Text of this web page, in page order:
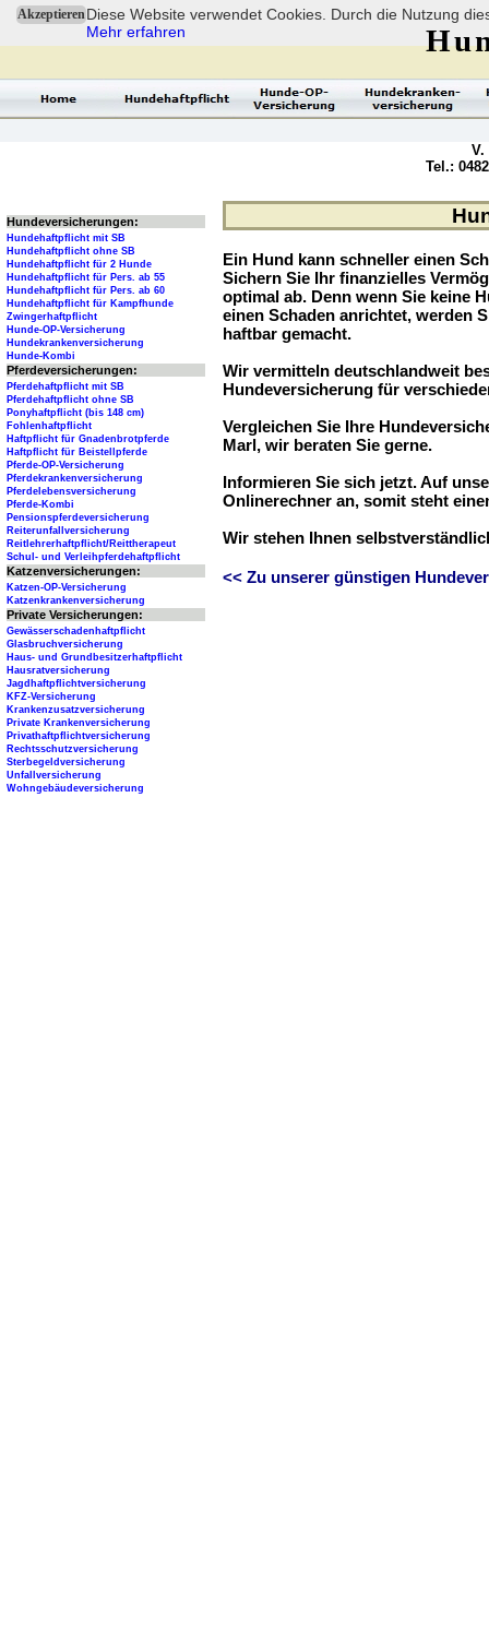
AkzeptierenDiese Website verwendet Cookies. Durch die Nutzung
Mehr erfahren
Ein Hund kann schneller einen
Sichern Sie Ihr finanzielles
optimal ab. Denn wenn Sie keine
einen Schaden anrichtet, werden
haftbar gemacht.
Wir vermitteln deutschlandweit
Hundeversicherung für
Vergleichen Sie Ihre
Marl, wir beraten Sie gerne.
Informieren Sie sich jetzt. Auf
Onlinerechner an, somit steht
Wir stehen Ihnen
<< Zu unserer günstigen
V.
Tel.:
Hundeversicherungen:
Hundehaftpflicht mit SB
Hundehaftpflicht ohne SB
Hundehaftpflicht für 2 Hunde
Hundehaftpflicht für Pers. ab 55
Hundehaftpflicht für Pers. ab 60
Hundehaftpflicht für Kampfhunde
Zwingerhaftpflicht
Hunde-OP-Versicherung
Hundekrankenversicherung
Hunde-Kombi
Pferdeversicherungen:
Pferdehaftpflicht mit SB
Pferdehaftpflicht ohne SB
Ponyhaftpflicht (bis 148 cm)
Fohlenhaftpflicht
Haftpflicht für Gnadenbrotpferde
Haftpflicht für Beistellpferde
Pferde-OP-Versicherung
Pferdekrankenversicherung
Pferdelebensversicherung
Pferde-Kombi
Pensionspferdeversicherung
Reiterunfallversicherung
Reitlehrerhaftpflicht/Reittherapeut
Schul- und Verleihpferdehaftpflicht
Katzenversicherungen:
Katzen-OP-Versicherung
Katzenkrankenversicherung
Private Versicherungen:
Gewässerschadenhaftpflicht
Glasbruchversicherung
Haus- und Grundbesitzerhaftpflicht
Hausratversicherung
Jagdhaftpflichtversicherung
KFZ-Versicherung
Krankenzusatzversicherung
Private Krankenversicherung
Privathaftpflichtversicherung
Rechtsschutzversicherung
Sterbegeldversicherung
Unfallversicherung
Wohngebäudeversicherung